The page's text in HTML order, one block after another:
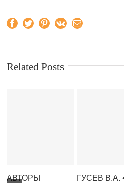
Facebook
TwitterPinterest
Vk Email
Related Posts
АВТОРЫ
ГУСЕВ В.А.